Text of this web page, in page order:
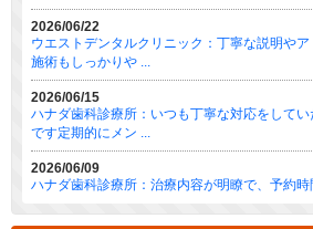
2026/06/22
ウエストデンタルクリニック：丁寧な説明やア
施術もしっかりや ...
2026/06/15
ハナダ歯科診療所：いつも丁寧な対応をして
です定期的にメン ...
2026/06/09
ハナダ歯科診療所：治療内容が明瞭で、予約時